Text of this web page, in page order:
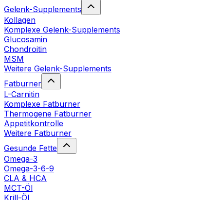
Gelenk-Supplements
Kollagen
Komplexe Gelenk-Supplements
Glucosamin
Chondroitin
MSM
Weitere Gelenk-Supplements
Fatburner
L-Carnitin
Komplexe Fatburner
Thermogene Fatburner
Appetitkontrolle
Weitere Fatburner
Gesunde Fette
Omega-3
Omega-3-6-9
CLA & HCA
MCT-Öl
Krill-Öl